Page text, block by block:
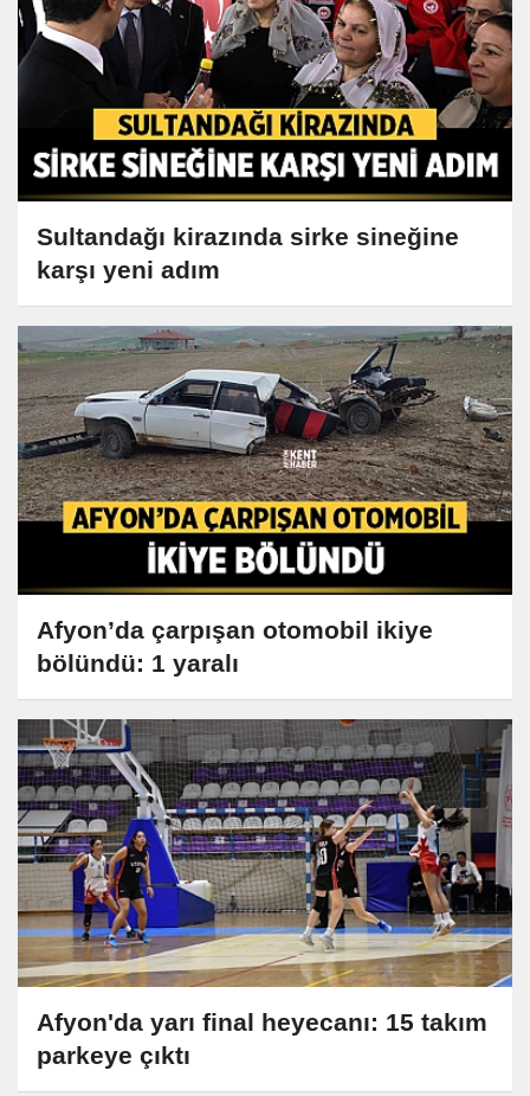
Sultandağı kirazında sirke sineğine
karşı yeni adım
Afyon’da çarpışan otomobil ikiye
bölündü: 1 yaralı
Afyon'da yarı final heyecanı: 15 takım
parkeye çıktı